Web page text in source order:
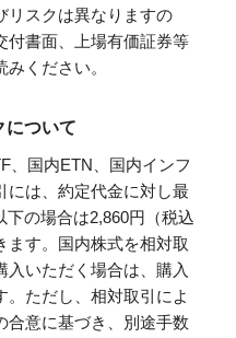
リスクは異なりますの
付書面、上場有価証券等
ください。
について
、国内ETN、国内インフ
には、約定代金に対し最
下の場合は2,860円（税込
ます。国内株式を相対取
入いただく場合は、購入
ただし、相対取引によ
合意に基づき、別途手数